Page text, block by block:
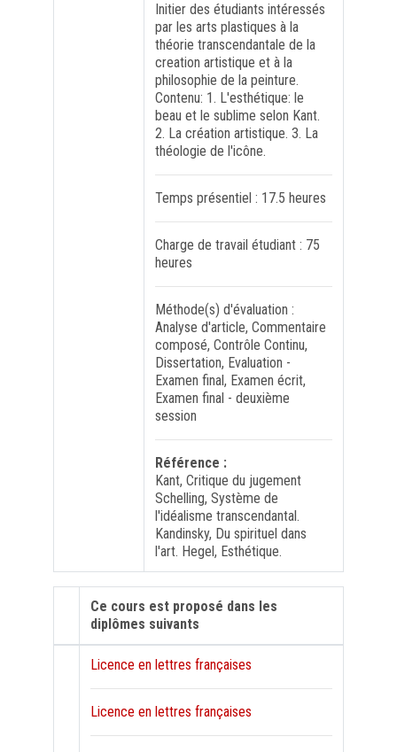
Initier des étudiants intéressés
par les arts plastiques à la
théorie transcendantale de la
creation artistique et à la
philosophie de la peinture.
Contenu: 1. L'esthétique: le
beau et le sublime selon Kant.
2. La création artistique. 3. La
théologie de l'icône.
Temps présentiel : 17.5 heures
Charge de travail étudiant : 75
heures
Méthode(s) d'évaluation :
Analyse d'article, Commentaire
composé, Contrôle Continu,
Dissertation, Evaluation -
Examen final, Examen écrit,
Examen final - deuxième
session
Référence :
Kant, Critique du jugement
Schelling, Système de
l'idéalisme transcendantal.
Kandinsky, Du spirituel dans
l'art. Hegel, Esthétique.
Ce cours est proposé dans les
diplômes suivants
Licence en lettres françaises
Licence en lettres françaises